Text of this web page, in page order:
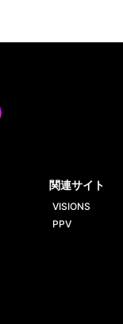
関連サイト
VISIONS
PPV